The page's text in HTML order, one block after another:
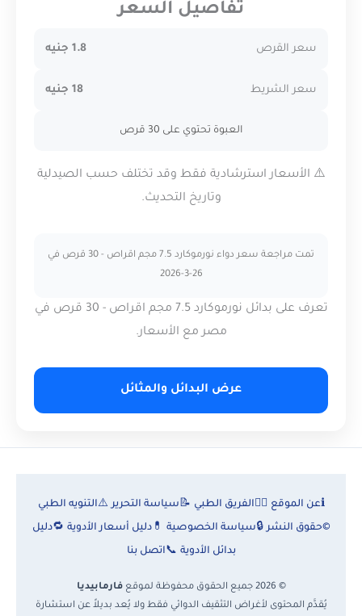
تفاصيل السعر
سعر القرص 1.8 جنيه
سعر الشريط 18 جنيه
العبوة تحتوي على 30 قرص
⚠️ الأسعار استرشادية فقط وقد تختلف حسب الصيدلية
وتاريخ التحديث.
تمت مراجعة سعر دواء نورموكارد 7.5 مجم اقراص - 30 قرص في
26-3-2026
تعرف على بدائل نورموكارد 7.5 مجم اقراص - 30 قرص في
مصر مع الأسعار.
عرض البدائل والمثائل
ℹ️عن الموقع 👨‍⚕️الفريق الطبي 📝سياسة التحرير ⚠️التنويه الطبي
©حقوق النشر 🔒سياسة الخصوصية 💊دليل أسعار الأدوية 🔁دليل
بدائل الأدوية 📞اتصل بنا
© 2026 جميع الحقوق محفوظة لموقع
فارمابيديا
يُقدَّم المحتوى لأغراض التثقيف الدوائي فقط ولا يُعد بديلاً عن استشارة